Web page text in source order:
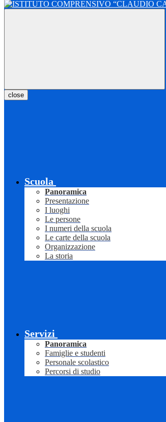
close
Scuola
Panoramica
Presentazione
I luoghi
Le persone
I numeri della scuola
Le carte della scuola
Organizzazione
La storia
Servizi
Panoramica
Famiglie e studenti
Personale scolastico
Percorsi di studio